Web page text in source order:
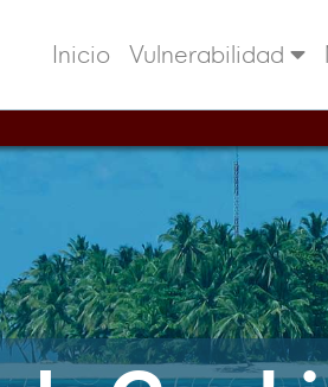
Inicio Vulnerabilidad